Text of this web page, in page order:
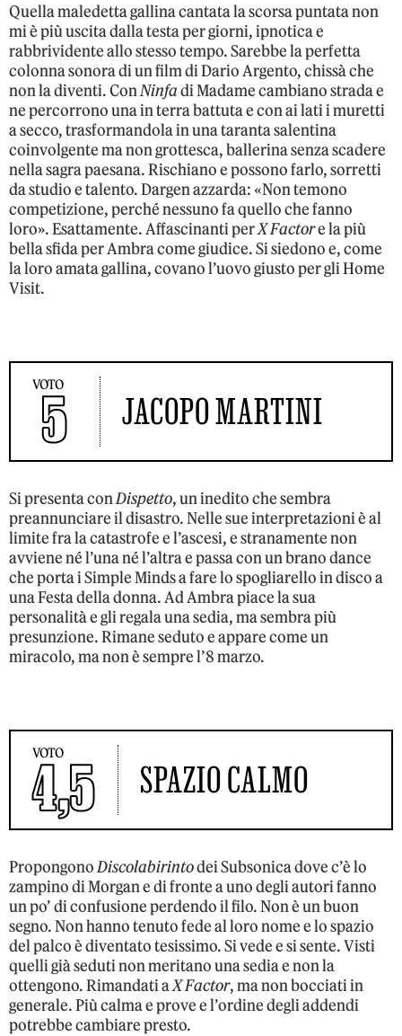
Quella maledetta gallina cantata la scorsa puntata non
mi è più uscita dalla testa per giorni, ipnotica e
rabbrividente allo stesso tempo. Sarebbe la perfetta
colonna sonora di un film di Dario Argento, chissà che
non la diventi. ConNinfadi Madame cambiano strada e
ne percorrono una in terra battuta e con ai lati i muretti
a secco, trasformandola in una taranta salentina
coinvolgente ma non grottesca, ballerina senza scadere
nella sagra paesana. Rischiano e possono farlo, sorretti
da studio e talento. Dargen azzarda: «Non temono
competizione, perché nessuno fa quello che fanno
loro». Esattamente. Affascinanti perX Factore la più
bella sfida per Ambra come giudice. Si siedono e, come
la loro amata gallina, covano l’uovo giusto per gli Home
Visit.
VOTO
5 JACOPO MARTINI
Si presenta conDispetto, un inedito che sembra
preannunciare il disastro. Nelle sue interpretazioni è al
limite fra la catastrofe e l’ascesi, e stranamente non
avviene né l’una né l’altra e passa con un brano dance
che porta i Simple Minds a fare lo spogliarello in disco a
una Festa della donna. Ad Ambra piace la sua
personalità e gli regala una sedia, ma sembra più
presunzione. Rimane seduto e appare come un
miracolo, ma non è sempre l’8 marzo.
VOTO
4,5 SPAZIO CALMO
PropongonoDiscolabirintodei Subsonica dove c’è lo
zampino di Morgan e di fronte a uno degli autori fanno
un po’ di confusione perdendo il filo. Non è un buon
segno. Non hanno tenuto fede al loro nome e lo spazio
del palco è diventato tesissimo. Si vede e si sente. Visti
quelli già seduti non meritano una sedia e non la
ottengono. Rimandati aX Factor, ma non bocciati in
generale. Più calma e prove e l’ordine degli addendi
potrebbe cambiare presto.